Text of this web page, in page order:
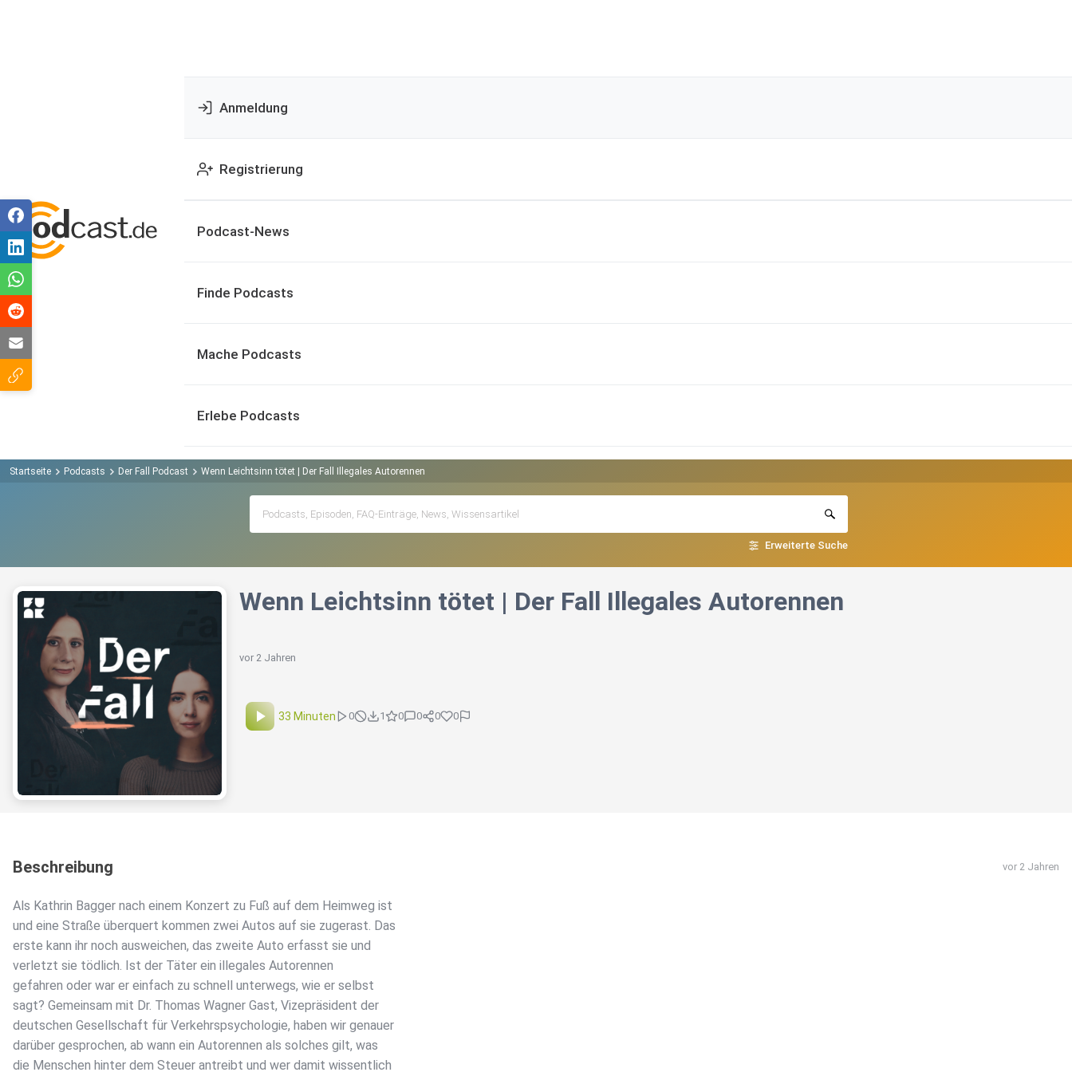
Anmeldung
Registrierung
Podcast-News
Finde Podcasts
Mache Podcasts
Erlebe Podcasts
Startseite Podcasts Der Fall Podcast Wenn Leichtsinn tötet | Der Fall Illegales Autorennen
Erweiterte Suche
Wenn Leichtsinn tötet | Der Fall Illegales Autorennen
vor 2 Jahren
33 Minuten 0 1 0 0 0 0
Beschreibung vor 2 Jahren
Als Kathrin Bagger nach einem Konzert zu Fuß auf dem Heimweg ist
und eine Straße überquert kommen zwei Autos auf sie zugerast. Das
erste kann ihr noch ausweichen, das zweite Auto erfasst sie und
verletzt sie tödlich. Ist der Täter ein illegales Autorennen
gefahren oder war er einfach zu schnell unterwegs, wie er selbst
sagt? Gemeinsam mit Dr. Thomas Wagner Gast, Vizepräsident der
deutschen Gesellschaft für Verkehrspsychologie, haben wir genauer
darüber gesprochen, ab wann ein Autorennen als solches gilt, was
die Menschen hinter dem Steuer antreibt und wer damit wissentlich